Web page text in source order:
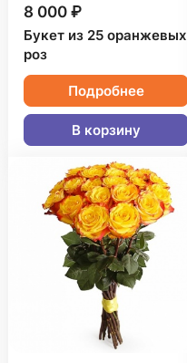
8 000 ₽
Букет из 25 оранжевых
роз
Подробнее
В корзину